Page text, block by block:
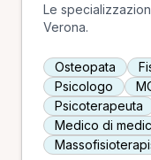
Le
Verona.
Osteopata
Psicologo
Psicoterapeuta
Medico di